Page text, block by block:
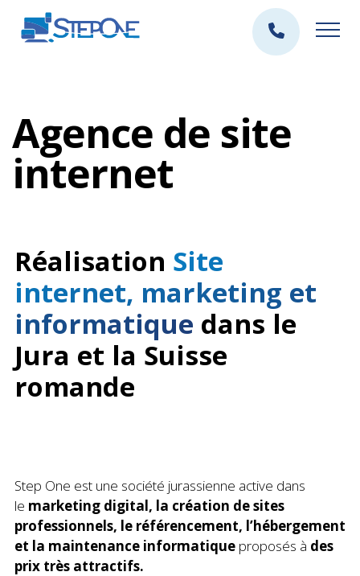
Agence de site
internet
Réalisation Site
internet, marketing et
informatique dans le
Jura et la Suisse
romande
Step One est une société jurassienne active dans
le marketing digital, la création de sites
professionnels, le référencement, l’hébergement
et la maintenance informatiqueproposés à des
prix très attractifs.